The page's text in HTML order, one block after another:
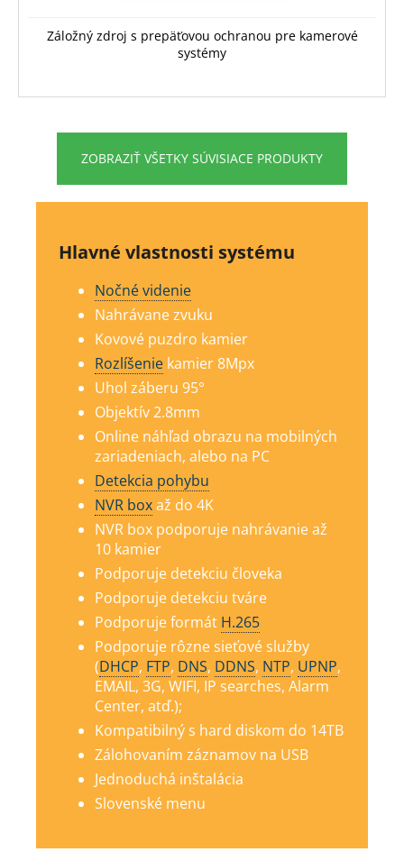
Záložný zdroj s prepäťovou ochranou pre kamerové
systémy
ZOBRAZIŤ VŠETKY SÚVISIACE PRODUKTY
Hlavné vlastnosti systému
Nočné videnie
Nahrávane zvuku
Kovové puzdro kamier
Rozlíšenie kamier 8Mpx
Uhol záberu 95°
Objektív 2.8mm
Online náhľad obrazu na mobilných
zariadeniach, alebo na PC
Detekcia pohybu
NVR boxaž do 4K
NVR box podporuje nahrávanie až
10 kamier
Podporuje detekciu človeka
Podporuje detekciu tváre
Podporuje formát H.265
Podporuje rôzne sieťové služby
(DHCP, FTP, DNS, DDNS, NTP, UPNP,
EMAIL, 3G, WIFI, IP searches, Alarm
Center, atď.);
Kompatibilný s hard diskom do 14TB
Zálohovaním záznamov na USB
Jednoduchá inštalácia
Slovenské menu